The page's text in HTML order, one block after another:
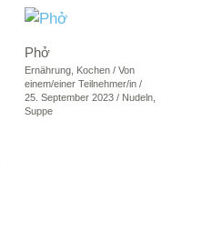
Phở
Ernährung, Kochen/ Von
einem/einer Teilnehmer/in /
25. September 2023 / Nudeln,
Suppe